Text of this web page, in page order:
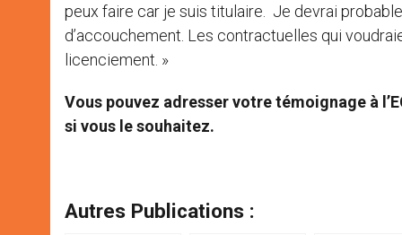
peux faire car je suis titulaire. Je devrai
d’accouchement. Les contractuelles qui
licenciement. »
Vous pouvez adresser votre témoignage à
si vous le souhaitez.
Autres Publications :